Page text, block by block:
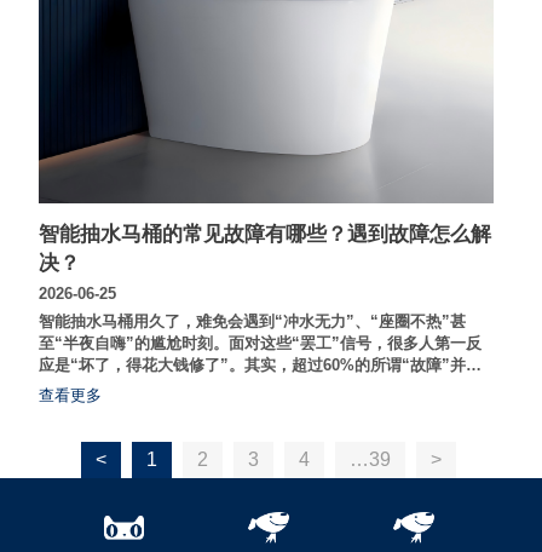
智能抽水马桶的常见故障有哪些？遇到故障怎么解
决？
2026-06-25
智能抽水马桶用久了，难免会遇到“冲水无力”、“座圈不热”甚
至“半夜自嗨”的尴尬时刻。面对这些“罢工”信号，很多人第一反
应是“坏了，得花大钱修了”。其实，超过60%的所谓“故障”并非
硬件损坏，而是由于设置、水压或简单清洁问题导致的“假性故
障”。掌握正确的自检方法，不仅能省下几百元上门费，还能延长
查看更多
< 1 2 3 4 …39 >